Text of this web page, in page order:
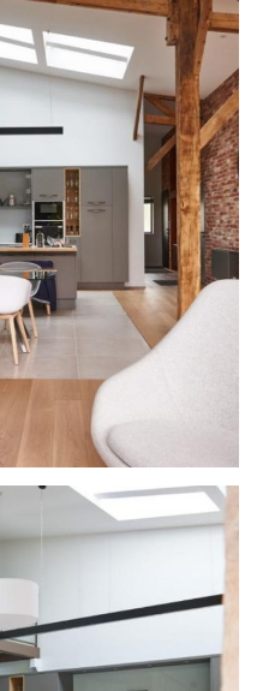
CUISINE